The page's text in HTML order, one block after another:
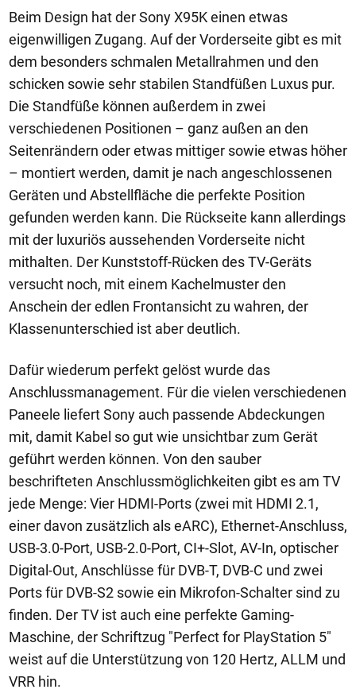
Beim Design hat der Sony X95K einen etwas
eigenwilligen Zugang. Auf der Vorderseite gibt es mit
dem besonders schmalen Metallrahmen und den
schicken sowie sehr stabilen Standfüßen Luxus pur.
Die Standfüße können außerdem in zwei
verschiedenen Positionen – ganz außen an den
Seitenrändern oder etwas mittiger sowie etwas höher
– montiert werden, damit je nach angeschlossenen
Geräten und Abstellfläche die perfekte Position
gefunden werden kann. Die Rückseite kann allerdings
mit der luxuriös aussehenden Vorderseite nicht
mithalten. Der Kunststoff-Rücken des TV-Geräts
versucht noch, mit einem Kachelmuster den
Anschein der edlen Frontansicht zu wahren, der
Klassenunterschied ist aber deutlich.
Dafür wiederum perfekt gelöst wurde das
Anschlussmanagement. Für die vielen verschiedenen
Paneele liefert Sony auch passende Abdeckungen
mit, damit Kabel so gut wie unsichtbar zum Gerät
geführt werden können. Von den sauber
beschrifteten Anschlussmöglichkeiten gibt es am TV
jede Menge: Vier HDMI-Ports (zwei mit HDMI 2.1,
einer davon zusätzlich als eARC), Ethernet-Anschluss,
USB-3.0-Port, USB-2.0-Port, CI+-Slot, AV-In, optischer
Digital-Out, Anschlüsse für DVB-T, DVB-C und zwei
Ports für DVB-S2 sowie ein Mikrofon-Schalter sind zu
finden. Der TV ist auch eine perfekte Gaming-
Maschine, der Schriftzug "Perfect for PlayStation 5"
weist auf die Unterstützung von 120 Hertz, ALLM und
VRR hin.